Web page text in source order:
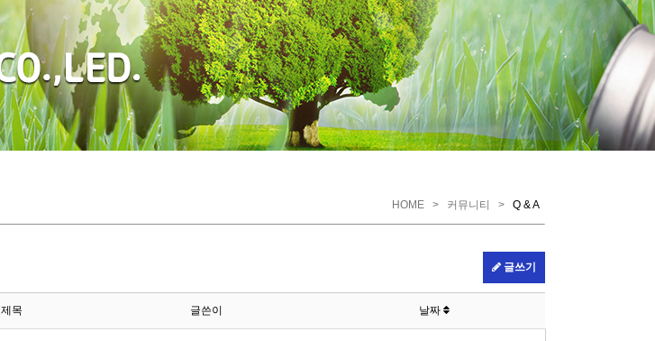
HOME > 커뮤니티 > Q & A
글쓰기
제목 글쓴이 날짜